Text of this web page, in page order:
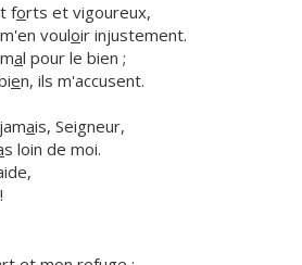
forts et vigoureux,
vouloir injustement.
al pour le bien ;
en, ils m'accusent.
ais, Seigneur,
s loin de moi.